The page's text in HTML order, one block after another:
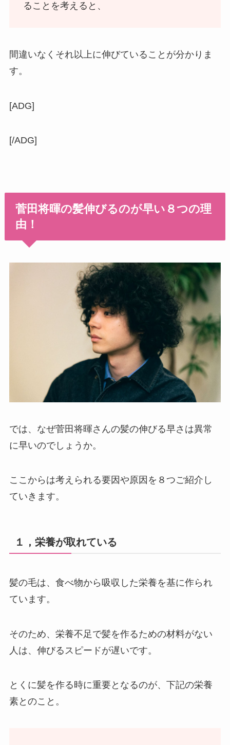
ることを考えると、
間違いなくそれ以上に伸びていることが分かりま
す。
[ADG]
[/ADG]
菅田将暉の髪伸びるのが早い８つの理
由！
では、なぜ菅田将暉さんの髪の伸びる早さは異常
に早いのでしょうか。
ここからは考えられる要因や原因を８つご紹介し
ていきます。
１，栄養が取れている
髪の毛は、食べ物から吸収した栄養を基に作られ
ています。
そのため、栄養不足で髪を作るための材料がない
人は、伸びるスピードが遅いです。
とくに髪を作る時に重要となるのが、下記の栄養
素とのこと。